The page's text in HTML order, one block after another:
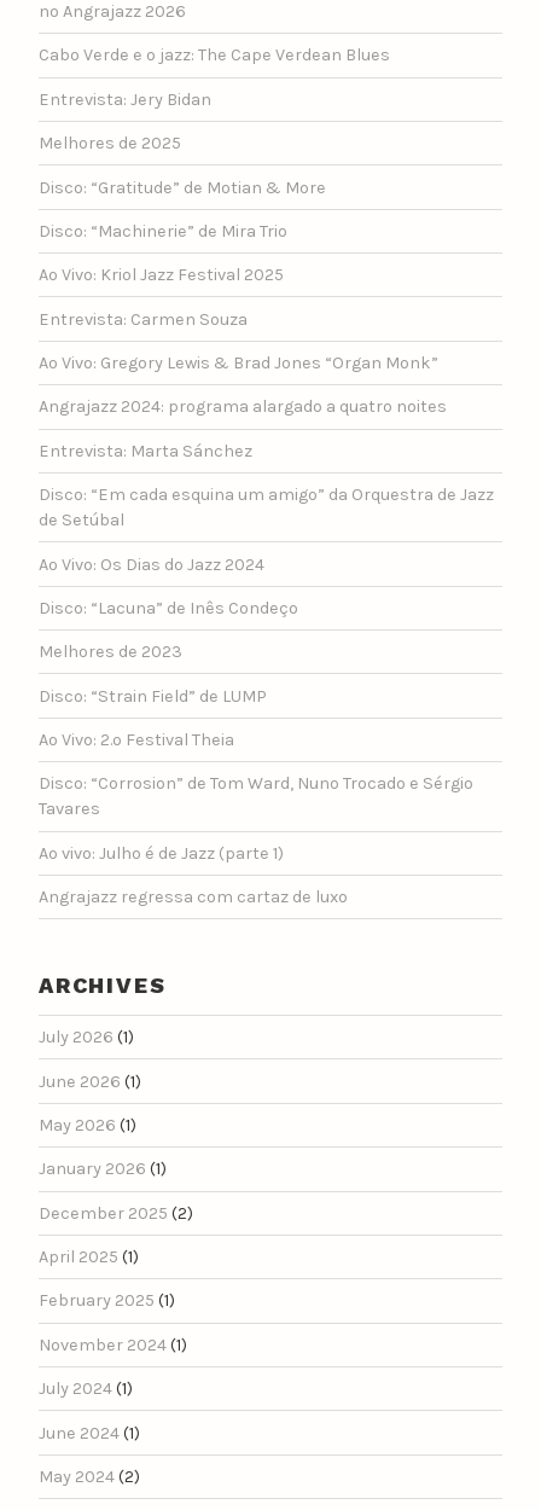
no Angrajazz 2026
Cabo Verde e o jazz: The Cape Verdean Blues
Entrevista: Jery Bidan
Melhores de 2025
Disco: “Gratitude” de Motian & More
Disco: “Machinerie” de Mira Trio
Ao Vivo: Kriol Jazz Festival 2025
Entrevista: Carmen Souza
Ao Vivo: Gregory Lewis & Brad Jones “Organ Monk”
Angrajazz 2024: programa alargado a quatro noites
Entrevista: Marta Sánchez
Disco: “Em cada esquina um amigo” da Orquestra de Jazz
de Setúbal
Ao Vivo: Os Dias do Jazz 2024
Disco: “Lacuna” de Inês Condeço
Melhores de 2023
Disco: “Strain Field” de LUMP
Ao Vivo: 2.º Festival Theia
Disco: “Corrosion” de Tom Ward, Nuno Trocado e Sérgio
Tavares
Ao vivo: Julho é de Jazz (parte 1)
Angrajazz regressa com cartaz de luxo
ARCHIVES
July 2026 (1)
June 2026 (1)
May 2026 (1)
January 2026 (1)
December 2025 (2)
April 2025 (1)
February 2025 (1)
November 2024(1)
July 2024(1)
June 2024(1)
May 2024(2)